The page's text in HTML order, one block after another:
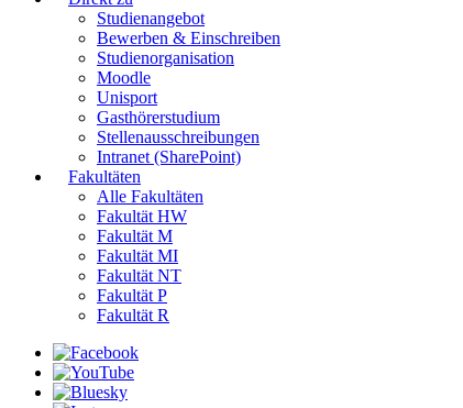
Studienangebot
Bewerben & Einschreiben
Studienorganisation
Moodle
Unisport
Gasthörerstudium
Stellenausschreibungen
Intranet (SharePoint)
Fakultäten
Alle Fakultäten
Fakultät HW
Fakultät M
Fakultät MI
Fakultät NT
Fakultät P
Fakultät R